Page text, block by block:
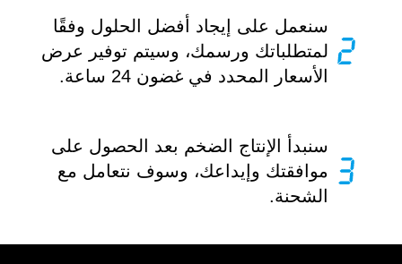
سنعمل على إيجاد أفضل الحلول وفقًا
لمتطلباتك ورسمك، وسيتم توفير عرض
الأسعار المحدد في غضون 24 ساعة.
سنبدأ الإنتاج الضخم بعد الحصول على
موافقتك وإيداعك، وسوف نتعامل مع
الشحنة.